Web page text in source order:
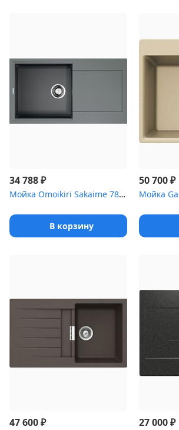
34 788₽
Мойка Omoikiri Sakaime 78-GR Tetogranit/leningrad grey
В корзину
50 700₽
47 600₽ 27 000₽